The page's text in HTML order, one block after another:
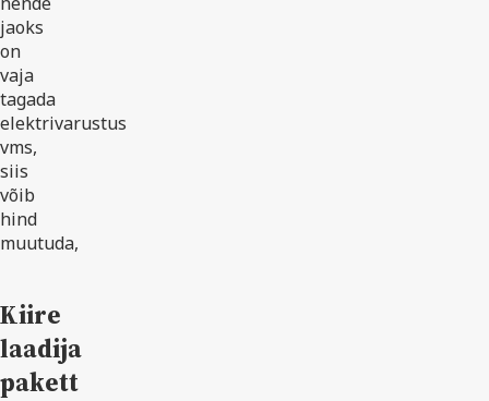
jaoks
on
vaja
tagada
elektrivarustus
vms,
siis
võib
hind
muutuda,
Kiire
laadija
pakett